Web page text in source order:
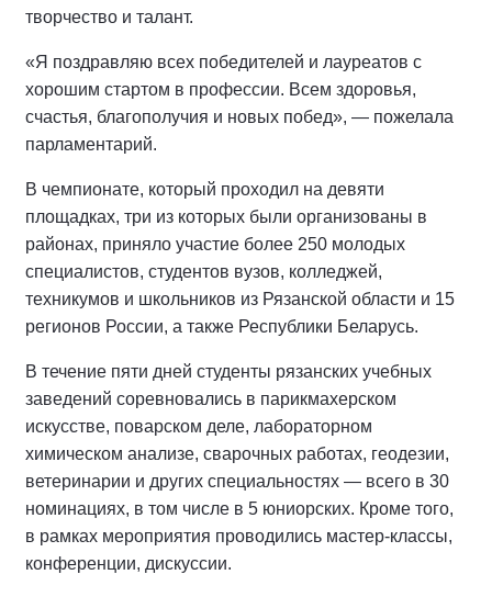
творчество и талант.
«Я поздравляю всех победителей и лауреатов с
хорошим стартом в профессии. Всем здоровья,
счастья, благополучия и новых побед», — пожелала
парламентарий.
В чемпионате, который проходил на девяти
площадках, три из которых были организованы в
районах, приняло участие более 250 молодых
специалистов, студентов вузов, колледжей,
техникумов и школьников из Рязанской области и 15
регионов России, а также Республики Беларусь.
В течение пяти дней студенты рязанских учебных
заведений соревновались в парикмахерском
искусстве, поварском деле, лабораторном
химическом анализе, сварочных работах, геодезии,
ветеринарии и других специальностях — всего в 30
номинациях, в том числе в 5 юниорских. Кроме того,
в рамках мероприятия проводились мастер-классы,
конференции, дискуссии.